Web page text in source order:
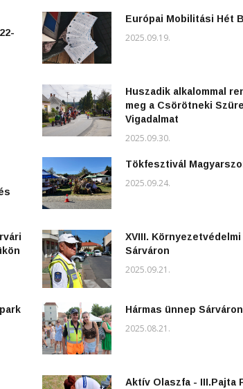
Európai Mobilitási Hét
2025.09.19.
Huszadik alkalommal
meg a Csörötneki
Vigadalmat
2025.09.30.
Tökfesztivál
2025.09.24.
XVIII. Környezetvédelmi
Sárváron
2025.09.21.
Hármas ünnep Sárváron
2025.08.21.
Aktív Olaszfa - III.Pajta